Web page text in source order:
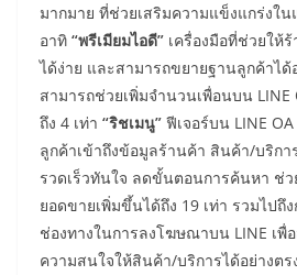
มากมาย ที่ช่วยเสริมความแข็งแกร่งใ
อาทิ “พรีเมียมไอดี” เครื่องมือที่ช่วยให้
ได้ง่าย และสามารถขยายฐานลูกค้าได้
สามารถช่วยเพิ่มจำนวนเพื่อนบน LINE
ถึง 4 เท่า “ริชเมนู” ฟีเจอร์บน LINE
ลูกค้าเข้าถึงข้อมูลร้านค้า สินค้า/บริกา
รวดเร็วทันใจ ลดขั้นตอนการค้นหา ช่ว
ยอดขายเพิ่มขึ้นได้ถึง 19 เท่า รวมไปถึ
ช่องทางในการลงโฆษณาบน LINE เพื่
ความสนใจให้สินค้า/บริการได้อย่างต